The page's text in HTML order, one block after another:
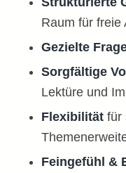
Raum für freie
Gezielte
Sorgfältige
Lektüre und
Flexibilitätfür
Feingefühl &